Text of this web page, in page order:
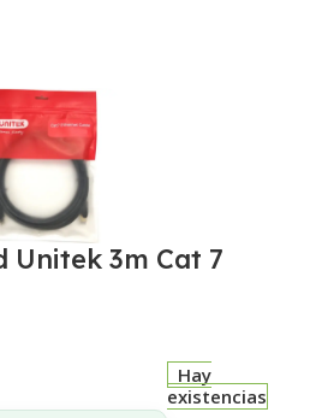
Unitek 3m Cat 7
Hay
existencias